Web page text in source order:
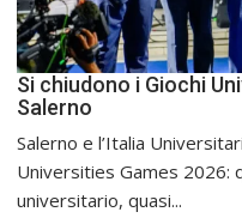
Si chiudono i Giochi
Salerno
Salerno e l’Italia
Universities Games 2026:
universitario, quasi...